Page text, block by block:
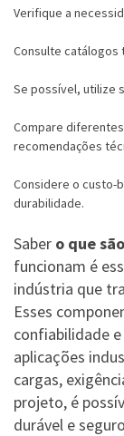
Verifique a
Consulte
Se possível, utilize
Compare
recomendações
Considere o custo-
durabilidade.
Saber o que
funcionam é
indústria que
Esses
confiabilidade
aplicações
cargas,
projeto, é
durável e